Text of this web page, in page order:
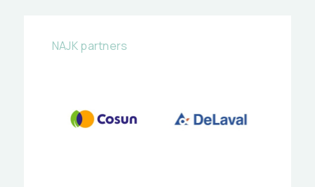
NAJK partners